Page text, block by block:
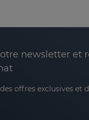
newsletter et
offres exclusives